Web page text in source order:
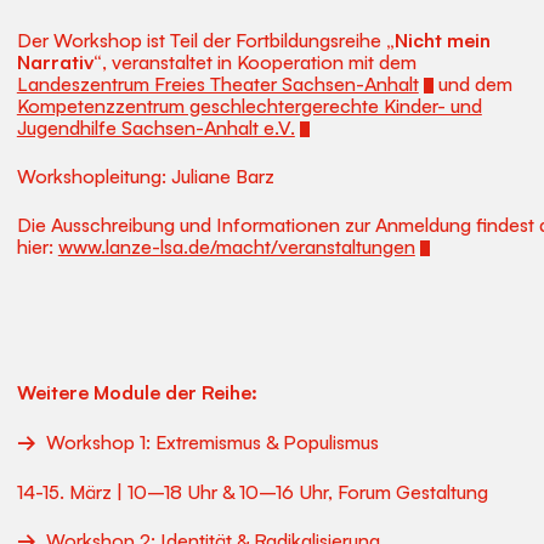
Der Workshop ist Teil der Fortbildungsreihe „Nicht mein
Narrativ“, veranstaltet in Kooperation mit dem
Landeszentrum Freies Theater Sachsen-Anhalt und dem
Kompetenzzentrum geschlechtergerechte Kinder- und
Jugendhilfe Sachsen-Anhalt e.V.
Workshopleitung: Juliane Barz
Die Ausschreibung und Informationen zur Anmeldung findest
hier: www.lanze-lsa.de/macht/veranstaltungen
Weitere Module der Reihe:
Workshop 1: Extremismus & Populismus
14-15. März | 10–18 Uhr & 10–16 Uhr, Forum Gestaltung